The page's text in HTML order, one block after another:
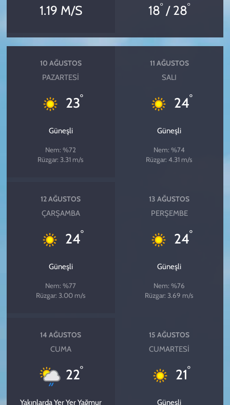
1.19 M/S 18° / 28°
10 AĞUSTOS
PAZARTESI
23°
Güneşli
Nem: %72
Rüzgar: 3.31 m/s
11 AĞUSTOS
SALI
24°
Güneşli
Nem: %74
Rüzgar: 4.31 m/s
12 AĞUSTOS
ÇARŞAMBA
24°
Güneşli
Nem: %77
Rüzgar: 3.00 m/s
13 AĞUSTOS
PERŞEMBE
24°
Güneşli
Nem: %76
Rüzgar: 3.69 m/s
14 AĞUSTOS
CUMA
22°
Yakınlarda Yer Yer Yağmur
15 AĞUSTOS
CUMARTESI
21°
Güneşli